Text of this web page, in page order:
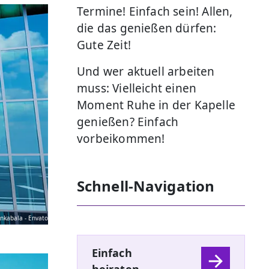
- Envato
Termine! Einfach sein! Allen,
die das genießen dürfen:
Gute Zeit!
Und wer aktuell arbeiten
muss: Vielleicht einen
Moment Ruhe in der Kapelle
genießen? Einfach
vorbeikommen!
Schnell-Navigation
Einfach